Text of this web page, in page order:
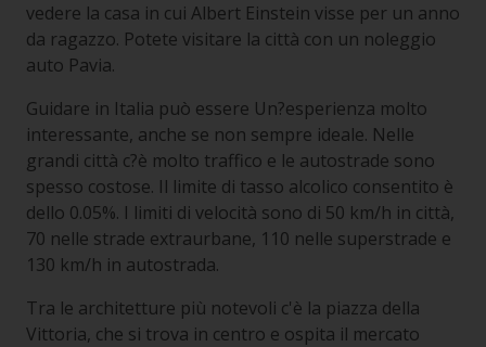
vedere la casa in cui Albert Einstein visse per un anno
da ragazzo. Potete visitare la città con un noleggio
auto Pavia.
Guidare in Italia può essere Un?esperienza molto
interessante, anche se non sempre ideale. Nelle
grandi città c?è molto traffico e le autostrade sono
spesso costose. Il limite di tasso alcolico consentito è
dello 0.05%. I limiti di velocità sono di 50 km/h in città,
70 nelle strade extraurbane, 110 nelle superstrade e
130 km/h in autostrada.
Tra le architetture più notevoli c'è la piazza della
Vittoria, che si trova in centro e ospita il mercato